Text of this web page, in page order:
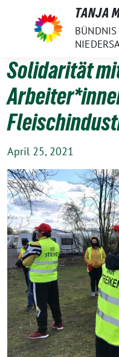
TANJA
Solidarität
April 25, 2021